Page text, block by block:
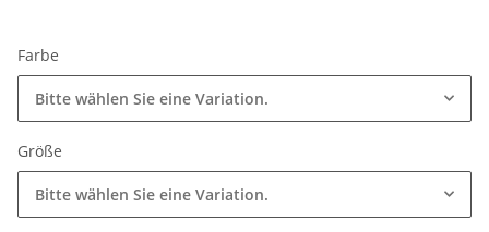
Farbe
Bitte wählen Sie eine Variation.
Größe
Bitte wählen Sie eine Variation.